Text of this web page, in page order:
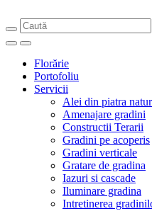
Florărie
Portofoliu
Servicii
Alei din piatra
Amenajare gradini
Constructii Terarii
Gradini pe acoperis
Gradini verticale
Gratare de gradina
Iazuri si cascade
Iluminare gradina
Intretinerea